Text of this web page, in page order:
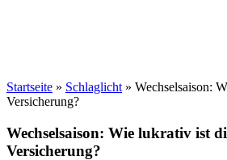
Startseite » Schlaglicht » Wechselsaison:
Versicherung?
Wechselsaison: Wie lukrativ ist
Versicherung?